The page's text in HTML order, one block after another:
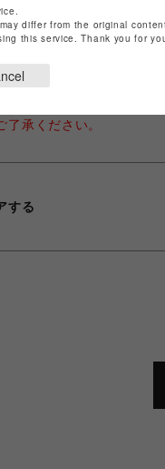
ットカード決済をご利
。(予約商品・受注生産
す。)
ニ決済をご利用のお客
。お支払い期限が切れ
了承ください。
する
differ from the original
this service. Thank you for